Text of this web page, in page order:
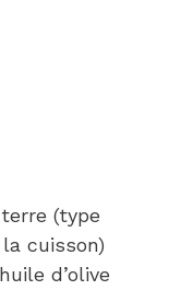
(type
cuisson)
d’olive